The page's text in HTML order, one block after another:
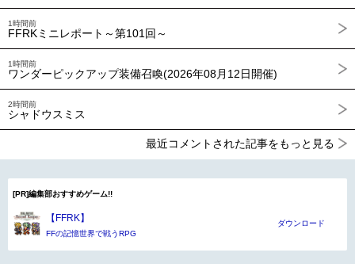
1時間前
FFRKミニレポート～第101回～
1時間前
ワンダーピックアップ装備召喚(2026年08月12日開催)
2時間前
シャドウスミス
最近コメントされた記事をもっと見る
[PR]編集部おすすめゲーム!!
【FFRK】
FFの記憶世界で戦うRPG
ダウンロード